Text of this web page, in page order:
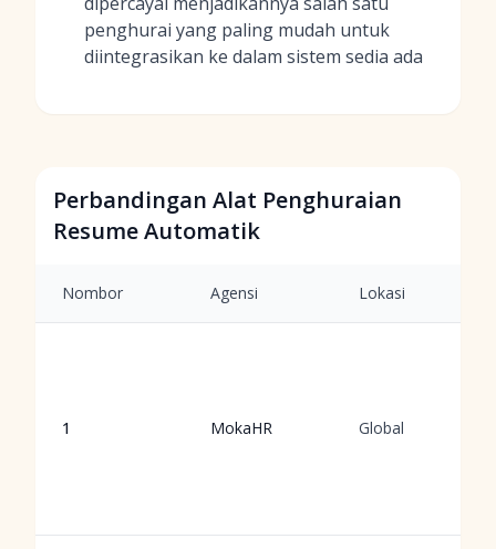
penghurai yang paling mudah untuk
diintegrasikan ke dalam sistem sedia ada
Perbandingan Alat Penghuraian
Resume Automatik
Nombor Agensi Lokasi
1 MokaHR Global